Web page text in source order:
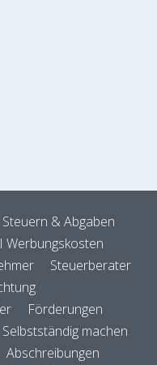
Steuern & Abgaben
Werbungskosten
Steuerberater
Förderungen
Selbstständig machen
Abschreibungen